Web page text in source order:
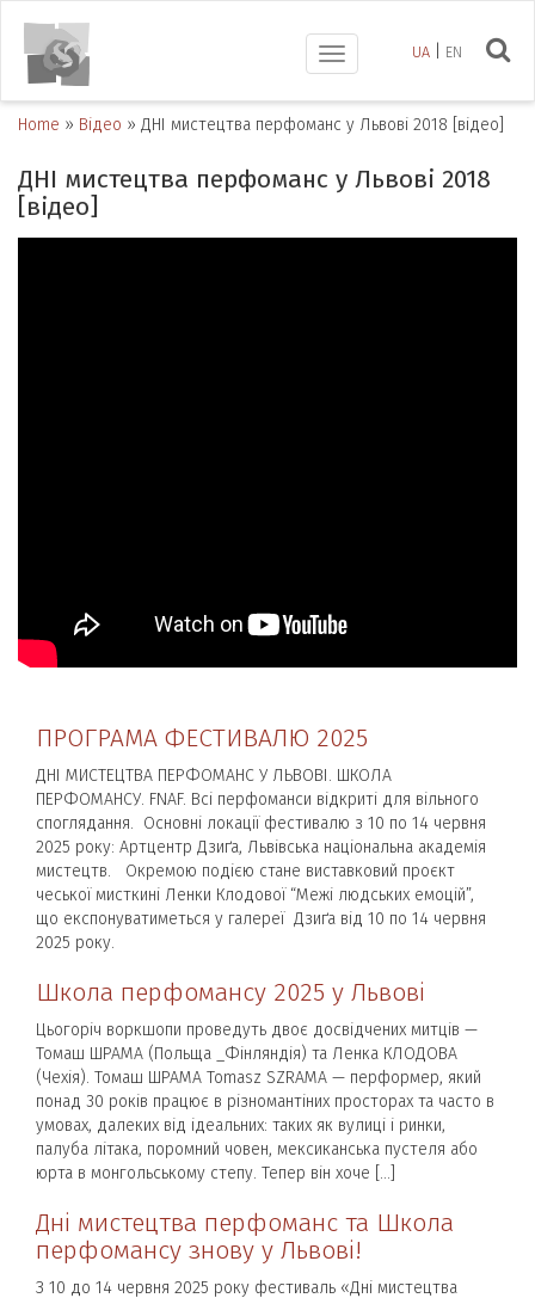
UA EN
Toggle
navigation
Home » Відео » ДНІ мистецтва перфоманс у Львові 2018 [відео]
ДНІ мистецтва перфоманс у Львові 2018
[відео]
ПРОГРАМА ФЕСТИВАЛЮ 2025
ДНІ МИСТЕЦТВА ПЕРФОМАНС У ЛЬВОВІ. ШКОЛА
ПЕРФОМАНСУ. FNAF. Всі перфоманси відкриті для вільного
споглядання. Основні локації фестивалю з 10 по 14 червня
2025 року: Артцентр Дзиґа, Львівська національна академія
мистецтв. Окремою подією стане виставковий проєкт
чеської мисткині Ленки Клодової “Межі людських емоцій”,
що експонуватиметься у галереї Дзиґа від 10 по 14 червня
2025 року.
Школа перфомансу 2025 у Львові
Цьогоріч воркшопи проведуть двоє досвідчених митців —
Томаш ШРАМА (Польща _Фінляндія) та Ленка КЛОДОВА
(Чехія). Томаш ШРАМА Tomasz SZRAMA — перформер, який
понад 30 років працює в різномантіних просторах та часто в
умовах, далеких від ідеальних: таких як вулиці і ринки,
палуба літака, поромний човен, мексиканська пустеля або
юрта в монгольському степу. Тепер він хоче […]
Дні мистецтва перфоманс та Школа
перфомансу знову у Львові!
З 10 до 14 червня 2025 року фестиваль «Дні мистецтва